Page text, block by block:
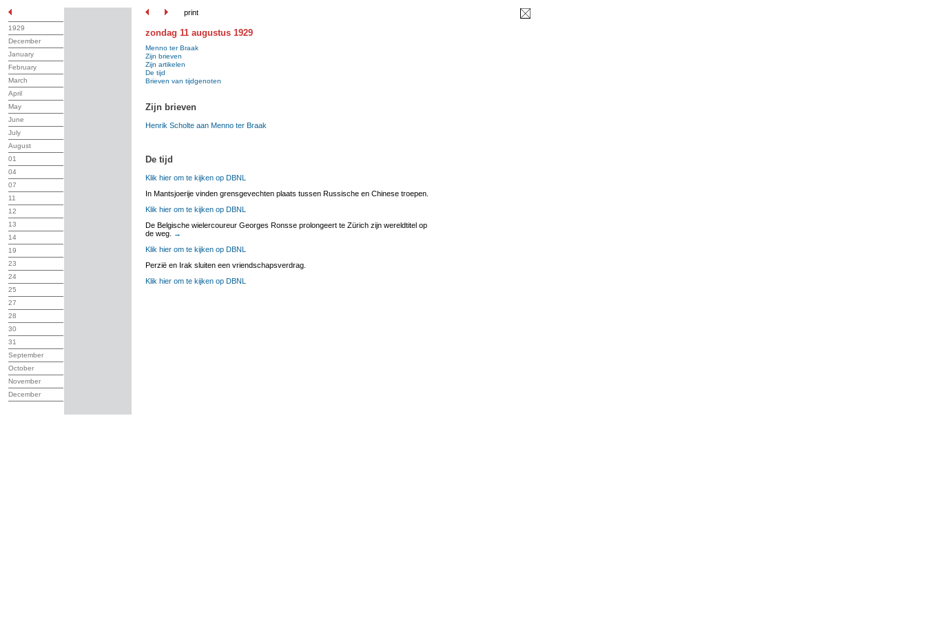
print
1929
December
January
February
March
April
May
June
July
August
01
04
07
11
12
13
14
19
23
24
25
27
28
30
31
September
October
November
December
zondag 11 augustus 1929
Menno ter Braak
Zijn brieven
Zijn artikelen
De tijd
Brieven van tijdgenoten
Zijn brieven
Henrik Scholte aan Menno ter Braak
De tijd
Klik hier om te kijken op DBNL
In Mantsjoerije vinden grensgevechten plaats tussen Russische en Chinese troepen.
Klik hier om te kijken op DBNL
De Belgische wielercoureur Georges Ronsse prolongeert te Zürich zijn wereldtitel op
de weg.
→
Klik hier om te kijken op DBNL
Perzië en Irak sluiten een vriendschapsverdrag.
Klik hier om te kijken op DBNL